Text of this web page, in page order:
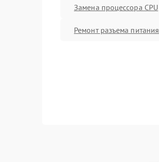
Замена процессора CPU
Ремонт разъема питания